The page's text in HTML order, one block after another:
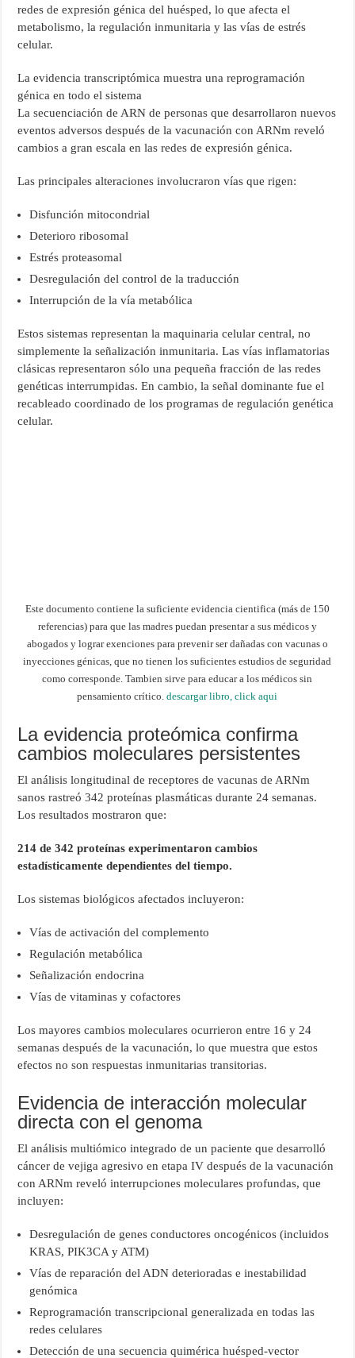
redes de expresión génica del huésped, lo que afecta el
metabolismo, la regulación inmunitaria y las vías de estrés
celular.
La evidencia transcriptómica muestra una reprogramación
génica en todo el sistema
La secuenciación de ARN de personas que desarrollaron nuevos
eventos adversos después de la vacunación con ARNm reveló
cambios a gran escala en las redes de expresión génica.
Las principales alteraciones involucraron vías que rigen:
Disfunción mitocondrial
Deterioro ribosomal
Estrés proteasomal
Desregulación del control de la traducción
Interrupción de la vía metabólica
Estos sistemas representan la maquinaria celular central, no
simplemente la señalización inmunitaria. Las vías inflamatorias
clásicas representaron sólo una pequeña fracción de las redes
genéticas interrumpidas. En cambio, la señal dominante fue el
recableado coordinado de los programas de regulación genética
celular.
Este documento contiene la suficiente evidencia cientifica (más de 150
referencias) para que las madres puedan presentar a sus médicos y
abogados y lograr exenciones para prevenir ser dañadas con vacunas o
inyecciones génicas, que no tienen los suficientes estudios de seguridad
como corresponde. Tambien sirve para educar a los médicos sin
pensamiento crítico.descargar libro, click aqui
La evidencia proteómica confirma
cambios moleculares persistentes
El análisis longitudinal de receptores de vacunas de ARNm
sanos rastreó 342 proteínas plasmáticas durante 24 semanas.
Los resultados mostraron que:
214 de 342 proteínas experimentaron cambios
estadísticamente dependientes del tiempo.
Los sistemas biológicos afectados incluyeron:
Vías de activación del complemento
Regulación metabólica
Señalización endocrina
Vías de vitaminas y cofactores
Los mayores cambios moleculares ocurrieron entre 16 y 24
semanas después de la vacunación, lo que muestra que estos
efectos no son respuestas inmunitarias transitorias.
Evidencia de interacción molecular
directa con el genoma
El análisis multiómico integrado de un paciente que desarrolló
cáncer de vejiga agresivo en etapa IV después de la vacunación
con ARNm reveló interrupciones moleculares profundas, que
incluyen:
Desregulación de genes conductores oncogénicos (incluidos
KRAS, PIK3CA y ATM)
Vías de reparación del ADN deterioradas e inestabilidad
genómica
Reprogramación transcripcional generalizada en todas las
redes celulares
Detección de una secuencia quimérica huésped-vector